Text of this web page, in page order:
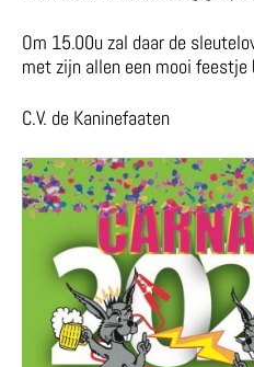
Om 15.00u zal daar de
met zijn allen een mooi feestje
C.V. de Kaninefaaten